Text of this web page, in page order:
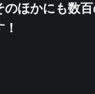
のほかにも数
！